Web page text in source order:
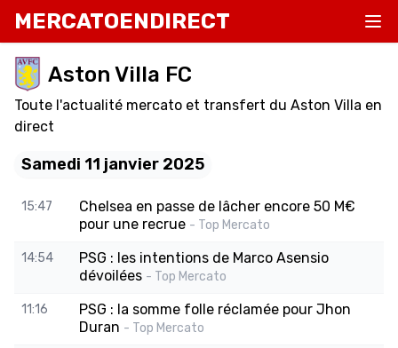
MERCATOENDIRECT
Aston Villa FC
Toute l'actualité mercato et transfert du Aston Villa en
direct
Samedi 11 janvier 2025
15:47
Chelsea en passe de lâcher encore 50 M€
pour une recrue - Top Mercato
14:54
PSG : les intentions de Marco Asensio
dévoilées - Top Mercato
11:16
PSG : la somme folle réclamée pour Jhon
Duran - Top Mercato